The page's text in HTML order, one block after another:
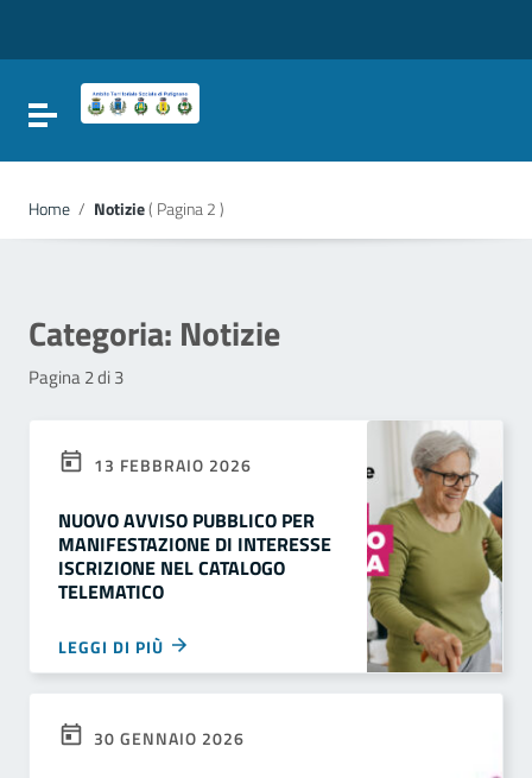
Vai al footer
Attiva / disattiva la navigazione
Home / Notizie( Pagina 2 )
Categoria: Notizie
Pagina 2 di 3
13 FEBBRAIO 2026
NUOVO AVVISO PUBBLICO PER
MANIFESTAZIONE DI INTERESSE
ISCRIZIONE NEL CATALOGO
TELEMATICO
LEGGI DI PIÙ
30 GENNAIO 2026